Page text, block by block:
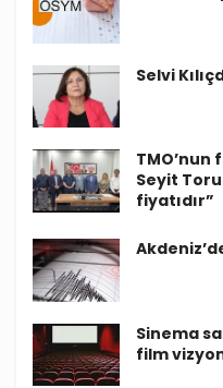
Selvi
TMO’nun
Seyit
fiyatıdır”
Sinema
film